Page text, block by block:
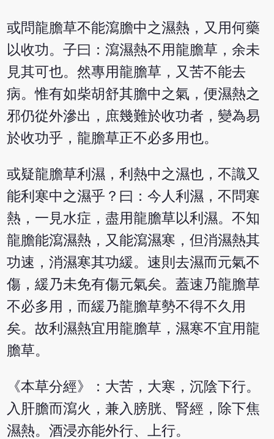
或問龍膽草不能瀉膽中之濕熱，又用何藥
以收功。子曰：瀉濕熱不用龍膽草，余未
見其可也。然專用龍膽草，又苦不能去
病。惟有如柴胡舒其膽中之氣，便濕熱之
邪仍從外滲出，庶幾難於收功者，變為易
於收功乎，龍膽草正不必多用也。
或疑龍膽草利濕，利熱中之濕也，不識又
能利寒中之濕乎？曰：今人利濕，不問寒
熱，一見水症，盡用龍膽草以利濕。不知
龍膽能瀉濕熱，又能瀉濕寒，但消濕熱其
功速，消濕寒其功緩。速則去濕而元氣不
傷，緩乃未免有傷元氣矣。蓋速乃龍膽草
不必多用，而緩乃龍膽草勢不得不久用
矣。故利濕熱宜用龍膽草，濕寒不宜用龍
膽草。
《本草分經》：大苦，大寒，沉陰下行。
入肝膽而瀉火，兼入膀胱、腎經，除下焦
濕熱。酒浸亦能外行、上行。